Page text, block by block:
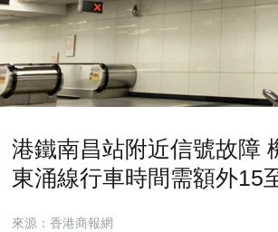
港鐵南昌站附近信號故障
東涌線行車時間需額外15
來源：香港商報網